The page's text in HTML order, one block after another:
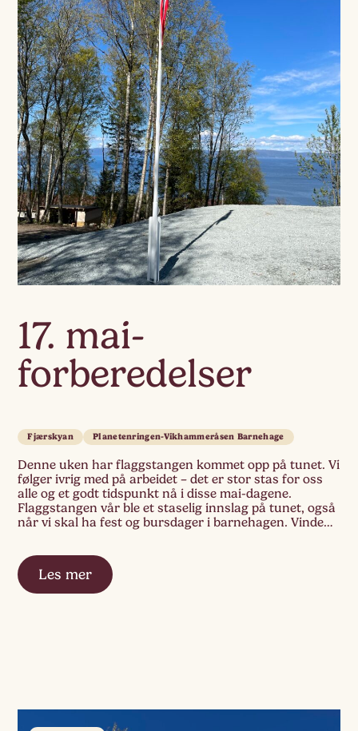
17. mai-
forberedelser
Fjærskyan Planetenringen-Vikhammeråsen Barnehage
Denne uken har flaggstangen kommet opp på tunet. Vi
følger ivrig med på arbeidet – det er stor stas for oss
alle og et godt tidspunkt nå i disse mai-dagene.
Flaggstangen vår ble et staselig innslag på tunet, også
når vi skal ha fest og bursdager i barnehagen. Vinden
Les mer